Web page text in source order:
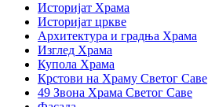
Историјат Храма
Историјат цркве
Архитектура и градња Храма
Изглед Храма
Купола Храма
Крстови на Храму Светог Саве
49 Звона Храма Светог Саве